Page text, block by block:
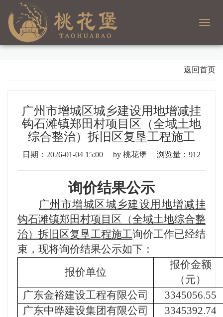
返回首页
广州市增城区城乡建设用地增减挂
钩石滩镇郑田村项目区（全域土地
综合整治）拆旧区复垦工程施工
日期：2026-01-04 15:00 by 桃花堡 浏览量：912
询价结果公示
广州市增城区城乡建设用地增减挂
钩石滩镇郑田村项目区（全域土地综合整
治）拆旧区复垦工程施工询价工作已经结
束，现将询价结果公示如下：
报价单位
报价金额
（元）
广东金裕建设工程有限公司
3345056.55
广东中晔建设集团有限公司
3345392.74